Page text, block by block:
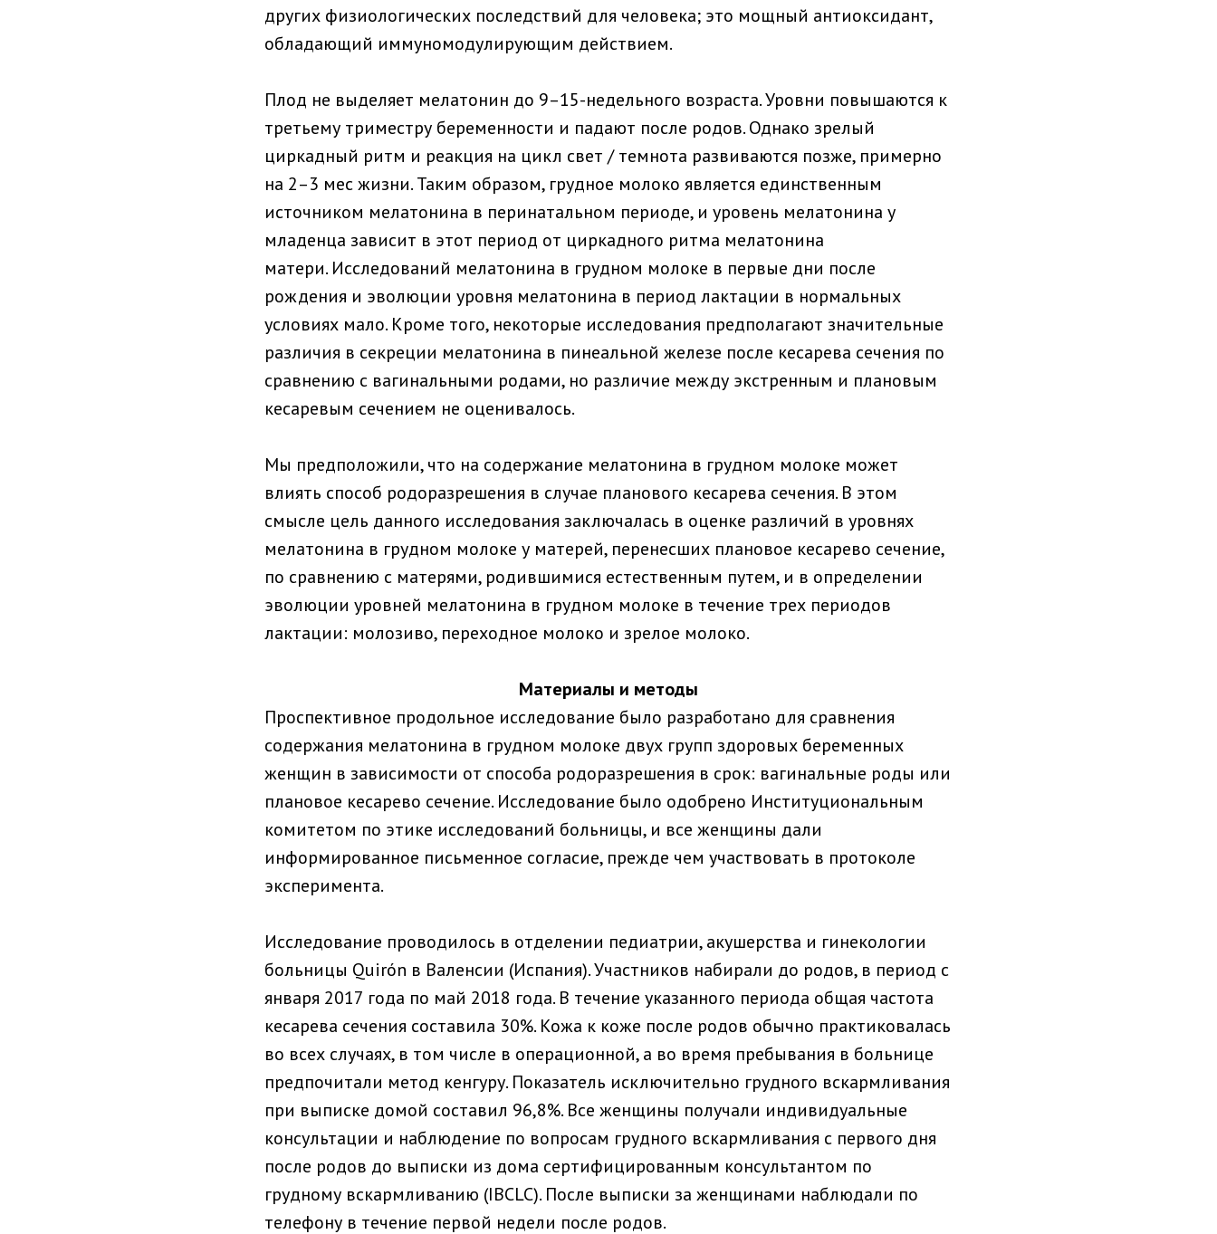
других физиологических последствий для человека; это мощный антиоксидант,
обладающий иммуномодулирующим действием.
Плод не выделяет мелатонин до 9–15-недельного возраста. Уровни повышаются к
третьему триместру беременности и падают после родов. Однако зрелый
циркадный ритм и реакция на цикл свет / темнота развиваются позже, примерно
на 2–3 мес жизни. Таким образом, грудное молоко является единственным
источником мелатонина в перинатальном периоде, и уровень мелатонина у
младенца зависит в этот период от циркадного ритма мелатонина
матери. Исследований мелатонина в грудном молоке в первые дни после
рождения и эволюции уровня мелатонина в период лактации в нормальных
условиях мало. Кроме того, некоторые исследования предполагают значительные
различия в секреции мелатонина в пинеальной железе после кесарева сечения по
сравнению с вагинальными родами, но различие между экстренным и плановым
кесаревым сечением не оценивалось.
Мы предположили, что на содержание мелатонина в грудном молоке может
влиять способ родоразрешения в случае планового кесарева сечения. В этом
смысле цель данного исследования заключалась в оценке различий в уровнях
мелатонина в грудном молоке у матерей, перенесших плановое кесарево сечение,
по сравнению с матерями, родившимися естественным путем, и в определении
эволюции уровней мелатонина в грудном молоке в течение трех периодов
лактации: молозиво, переходное молоко и зрелое молоко.
Материалы и методы
Проспективное продольное исследование было разработано для сравнения
содержания мелатонина в грудном молоке двух групп здоровых беременных
женщин в зависимости от способа родоразрешения в срок: вагинальные роды или
плановое кесарево сечение. Исследование было одобрено Институциональным
комитетом по этике исследований больницы, и все женщины дали
информированное письменное согласие, прежде чем участвовать в протоколе
эксперимента.
Исследование проводилось в отделении педиатрии, акушерства и гинекологии
больницы Quirón в Валенсии (Испания). Участников набирали до родов, в период с
января 2017 года по май 2018 года. В течение указанного периода общая частота
кесарева сечения составила 30%. Кожа к коже после родов обычно практиковалась
во всех случаях, в том числе в операционной, а во время пребывания в больнице
предпочитали метод кенгуру. Показатель исключительно грудного вскармливания
при выписке домой составил 96,8%. Все женщины получали индивидуальные
консультации и наблюдение по вопросам грудного вскармливания с первого дня
после родов до выписки из дома сертифицированным консультантом по
грудному вскармливанию (IBCLC). После выписки за женщинами наблюдали по
телефону в течение первой недели после родов.